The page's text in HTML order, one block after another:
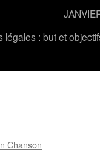
légales : but et
Chanson